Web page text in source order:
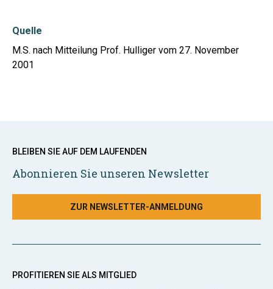
Quelle
M.S. nach Mitteilung Prof. Hulliger vom 27. November
2001
BLEIBEN SIE AUF DEM LAUFENDEN
Abonnieren Sie unseren Newsletter
ZUR NEWSLETTER-ANMELDUNG
PROFITIEREN SIE ALS MITGLIED